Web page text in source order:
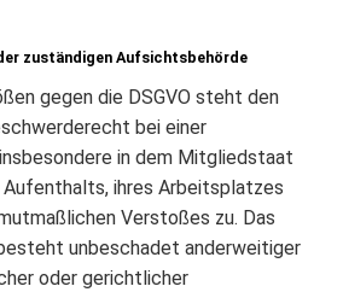
zuständigen Aufsichtsbehörde
gegen die DSGVO steht den
bei einer
in dem Mitgliedstaat
Aufenthalts, ihres Arbeitsplatzes
Verstoßes zu. Das
unbeschadet anderweitiger
oder gerichtlicher